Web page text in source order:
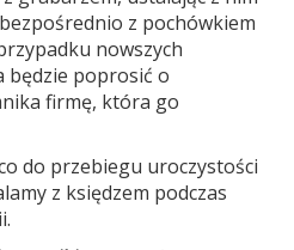
z pochówkiem
nowszych
będzie poprosić o
firmę, która go
do przebiegu uroczystości
z księdzem podczas